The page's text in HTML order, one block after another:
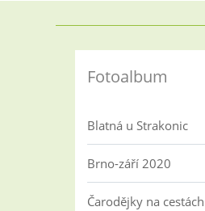
Fotoalbum
Blatná u Strakonic
Brno-září 2020
Čarodějky na cestách